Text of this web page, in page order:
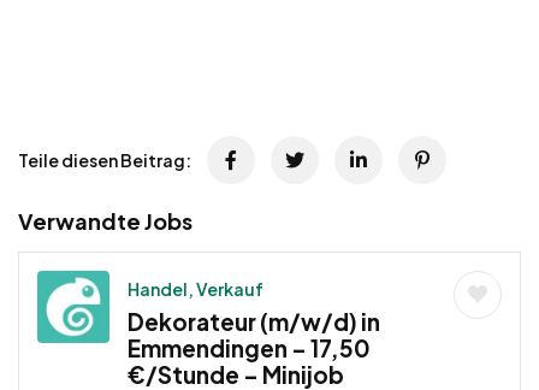
Teile diesen Beitrag:
Verwandte Jobs
Handel, Verkauf
Dekorateur (m/w/d) in
Emmendingen – 17,50
€/Stunde – Minijob